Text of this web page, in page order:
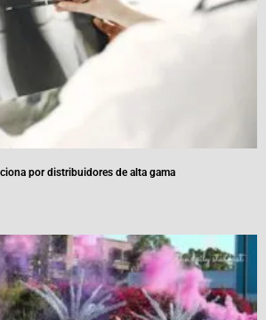
por distribuidores de alta gama